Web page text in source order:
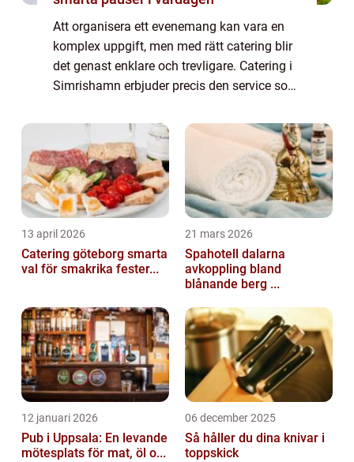
Att organisera ett evenemang kan vara en
komplex uppgift, men med rätt catering blir
det genast enklare och trevligare. Catering i
Simrishamn erbjuder precis den service som
höjder...
13 april 2026
Catering göteborg smarta
val för smakrika fester...
21 mars 2026
Spahotell dalarna
avkoppling bland
blånande berg ...
12 januari 2026
Pub i Uppsala: En levande
mötesplats för mat, öl o...
06 december 2025
Så håller du dina knivar i
toppskick